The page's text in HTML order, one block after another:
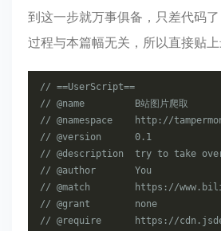
到这一步就万事俱备，只差代码
过程与本篇幅无关，所以直接贴上
// ==UserScript==
// @name         B站图片爬取
// @namespace    http://
// @version      0.1
// @description  try to take
// @author       You
// @match        https://
// @grant        none
// @require      https://